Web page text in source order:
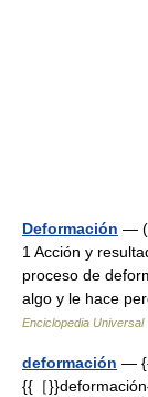
Deformación —
1 Acción y
proceso de
algo y le hace
Enciclopedia Universal
deformación —
{{［